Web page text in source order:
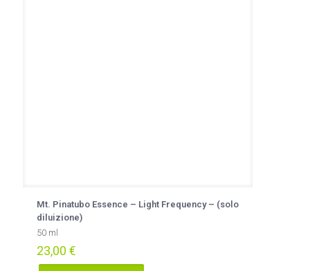
Mt. Pinatubo Essence – Light Frequency – (solo
diluizione)
50 ml
23,00 €